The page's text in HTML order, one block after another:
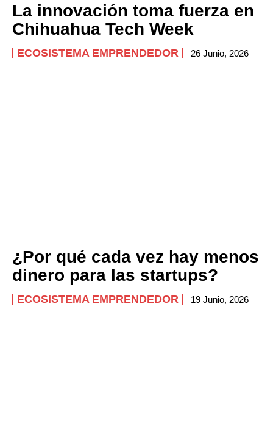
La innovación toma fuerza en
Chihuahua Tech Week
ECOSISTEMA EMPRENDEDOR 26 Junio, 2026
¿Por qué cada vez hay menos
dinero para las startups?
ECOSISTEMA EMPRENDEDOR 19 Junio, 2026